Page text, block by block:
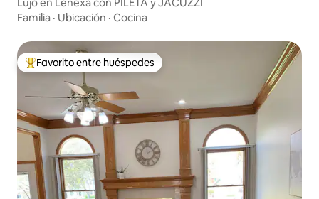
Familia · Ubicación · Cocina
Favorito entre los huéspedes más destacados
Favorito entre huéspedes